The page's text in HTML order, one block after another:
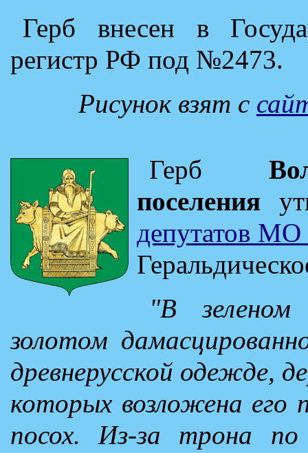
Герб внесен в
регистр РФ под №2473.
Рисунок взят с
Герб
поселения
депутатов
"В
золотом
древнерусской одежде,
которых возложена его
посох. Из-за трона